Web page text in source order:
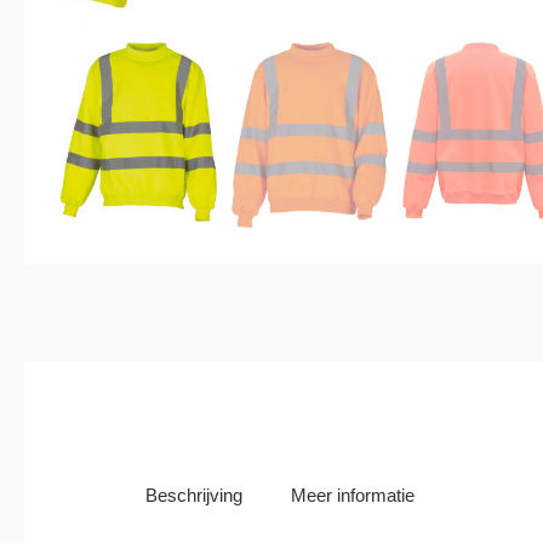
Beschrijving Meer informatie